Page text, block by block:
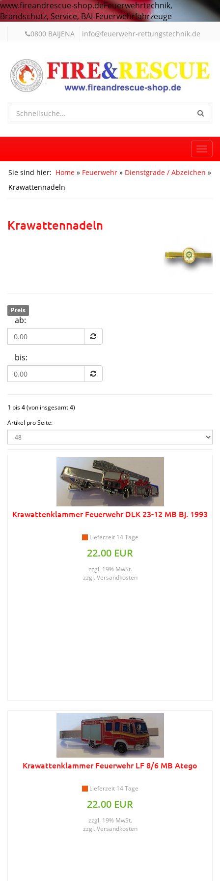
www.fireandrescue-shop.deFeuerwehrtechnik,
Brandschutz, Service, BAI-Feuerwehrfahrzeuge
0800 BAIJENA info@feuerwehr-rettungstechnik.de
Sie sind hier: Home » Feuerwehr » Dienstgrade / Abzeichen »
Krawattennadeln
Krawattennadeln
Preis
ab:
bis:
1 bis4(von insgesamt4)
Artikel pro Seite:
Krawattenklammer Feuerwehr DLK 23-12 MB Bj. 1993
Lieferzeit 14 Tage
22.00 EUR
zzgl. 19% MwSt.
zzgl. Versandkosten
Krawattenklammer Feuerwehr LF 8/6 MB Atego
Lieferzeit 14 Tage
22.00 EUR
zzgl. 19% MwSt.
zzgl. Versandkosten